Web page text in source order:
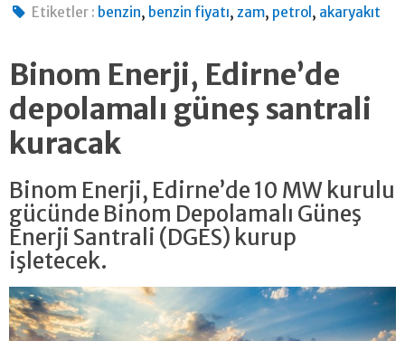
Etiketler : benzin, benzin fiyatı, zam, petrol , akaryakıt
Binom Enerji, Edirne’de
depolamalı güneş santrali
kuracak
Binom Enerji, Edirne’de 10 MW kurulu
gücünde Binom Depolamalı Güneş
Enerji Santrali (DGES) kurup
işletecek.